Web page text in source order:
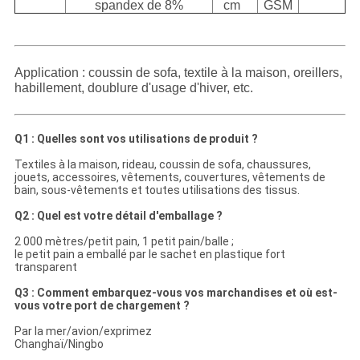
spandex de 8%
cm
GSM
Application : coussin de sofa, textile à la maison, oreillers,
habillement, doublure d'usage d'hiver, etc.
Q1 : Quelles sont vos utilisations de produit ?
Textiles à la maison, rideau, coussin de sofa, chaussures,
jouets, accessoires, vêtements, couvertures, vêtements de
bain, sous-vêtements et toutes utilisations des tissus.
Q2 : Quel est votre détail d'emballage ?
2 000 mètres/petit pain, 1 petit pain/balle ;
le petit pain a emballé par le sachet en plastique fort
transparent
Q3 : Comment embarquez-vous vos marchandises et où est-
vous votre port de chargement ?
Par la mer/avion/exprimez
Changhaï/Ningbo